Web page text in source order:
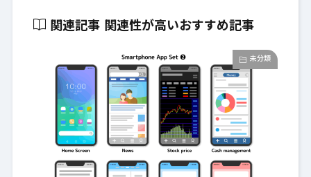
関連記事 関連性が高いおすすめ記事
未分類